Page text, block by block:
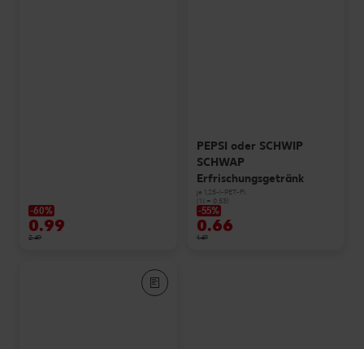
-60%
0.99
2.49
PEPSI oder SCHWIP
SCHWAP
Erfrischungsgetränk
je 1,25-l-PET-Fl.
(1 l = 0.53)
-55%
0.66
1.49